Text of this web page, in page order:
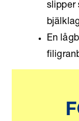
slipper
En